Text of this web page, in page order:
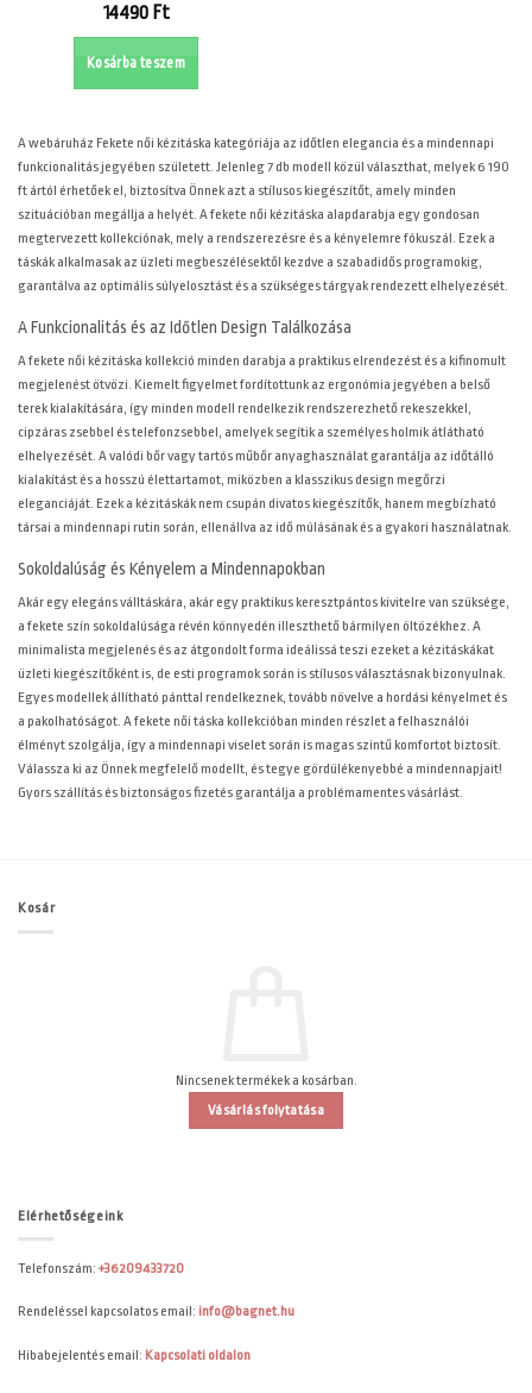
14490 Ft
Kosárba teszem
Awebáruház Fekete női kézitáska kategóriája az időtlen elegancia és a mindennapi
funkcionalitás jegyében született. Jelenleg 7 db modell közül választhat, melyek 6 190
ft ártól érhetőek el, biztosítva Önnek azt a stílusos kiegészítőt, amely minden
szituációban megállja a helyét. A fekete női kézitáska alapdarabja egy gondosan
megtervezett kollekciónak, mely a rendszerezésre és a kényelemre fókuszál. Ezek a
táskák alkalmasak az üzleti megbeszélésektől kezdve a szabadidős programokig,
garantálva az optimális súlyelosztást és a szükséges tárgyak rendezett elhelyezését.
A Funkcionalitás és az Időtlen Design Találkozása
A fekete női kézitáska kollekció minden darabja a praktikus elrendezést és a kifinomult
megjelenést ötvözi. Kiemelt figyelmet fordítottunk az ergonómia jegyében a belső
terek kialakítására, így minden modell rendelkezik rendszerezhető rekeszekkel,
cipzáras zsebbel és telefonzsebbel, amelyek segítik a személyes holmik átlátható
elhelyezését. A valódi bőr vagy tartós műbőr anyaghasználat garantálja az időtálló
kialakítást és a hosszú élettartamot, miközben a klasszikus design megőrzi
eleganciáját. Ezek a kézitáskák nem csupán divatos kiegészítők, hanem megbízható
társai a mindennapi rutin során, ellenállva az idő múlásának és a gyakori használatnak.
Sokoldalúság és Kényelem a Mindennapokban
Akár egy elegáns válltáskára, akár egy praktikus keresztpántos kivitelre van szüksége,
a fekete szín sokoldalúsága révén könnyedén illeszthető bármilyen öltözékhez. A
minimalista megjelenés és az átgondolt forma ideálissá teszi ezeket a kézitáskákat
üzleti kiegészítőként is, de esti programok során is stílusos választásnak bizonyulnak.
Egyes modellek állítható pánttal rendelkeznek, tovább növelve a hordási kényelmet és
a pakolhatóságot. A fekete női táska kollekcióban minden részlet a felhasználói
élményt szolgálja, így a mindennapi viselet során is magas szintű komfortot biztosít.
Válassza ki az Önnek megfelelő modellt, és tegye gördülékenyebbé a mindennapjait!
Gyors szállítás és biztonságos fizetés garantálja a problémamentes vásárlást.
Kosár
Nincsenek termékek a kosárban.
Vásárlás folytatása
Elérhetőségeink
Telefonszám: +36209433720
Rendeléssel kapcsolatos email: info@bagnet.hu
Hibabejelentés email: Kapcsolati oldalon